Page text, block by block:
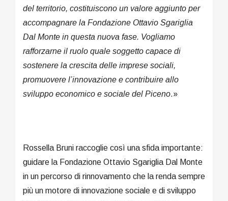
del territorio, costituiscono un valore aggiunto per
accompagnare la Fondazione Ottavio Sgariglia
Dal Monte in questa nuova fase. Vogliamo
rafforzarne il ruolo quale soggetto capace di
sostenere la crescita delle imprese sociali,
promuovere l’innovazione e contribuire allo
sviluppo economico e sociale del Piceno.»
Rossella Bruni raccoglie così una sfida importante:
guidare la Fondazione Ottavio Sgariglia Dal Monte
in un percorso di rinnovamento che la renda sempre
più un motore di innovazione sociale e di sviluppo